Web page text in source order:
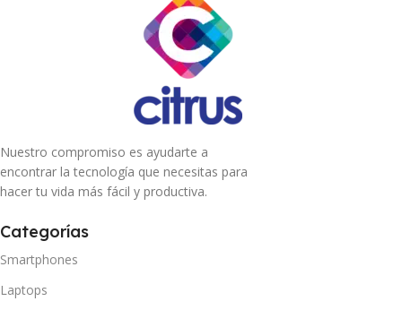
Nuestro compromiso es ayudarte a
encontrar la tecnología que necesitas para
hacer tu vida más fácil y productiva.
Categorías
Smartphones
Laptops